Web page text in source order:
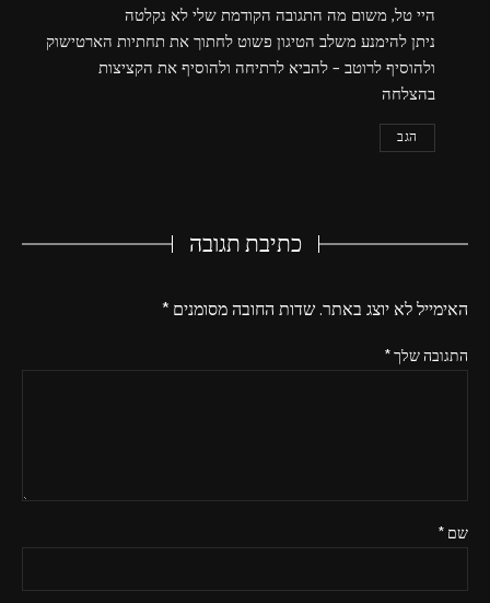
היי טל, משום מה התגובה הקודמת שלי לא נקלטה
ניתן להימנע משלב הטיגון פשוט לחתוך את תחתיות הארטישוק
ולהוסיף לרוטב – להביא לרתיחה ולהוסיף את הקציצות
בהצלחה
הגב
כתיבת תגובה
האימייל לא יוצג באתר.שדות החובה מסומנים*
התגובה שלך*
שם*